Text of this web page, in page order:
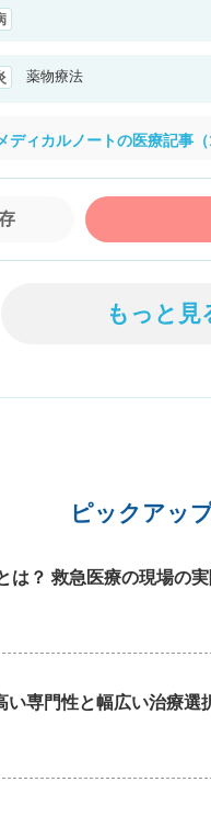
薬物療法
ディカルノートの医療記事
もっと見
ピックアッ
は？ 救急医療の現場の
い専門性と幅広い治療